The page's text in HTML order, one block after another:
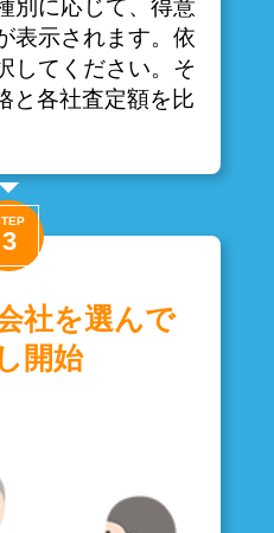
別に応じて、得意
表示されます。依
してください。そ
と各社査定額を比
社を選んで
開始